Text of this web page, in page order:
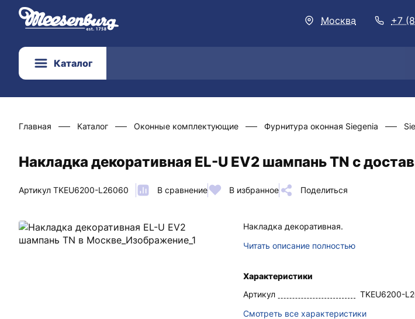
Москва +7
Каталог
Главная Каталог Оконные комплектующие Фурнитура оконная Siegenia
Накладка декоративная EL-U EV2 шампань TN с
Артикул TKEU6200-L26060 В сравнение В избранное Поделиться
Накладка декоративная.
Читать описание полностью
Характеристики
Артикул
TKEU6200-
Смотреть все характеристики